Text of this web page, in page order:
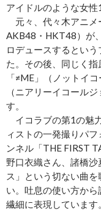
アイドルのような女性
元々、代々木アニメ
AKB48・HKT48）が
ロデュースするとい
た。その後、同じく
「≠ME」（ノットイ
（ニアリーイコール
す。
イコラブの第1の魅
ィストの一発撮りパ
ンネル「THE FIRST
野口衣織さん、諸橋
ス」という切ない曲
い。吐息の使い方から
繊細に表現していま